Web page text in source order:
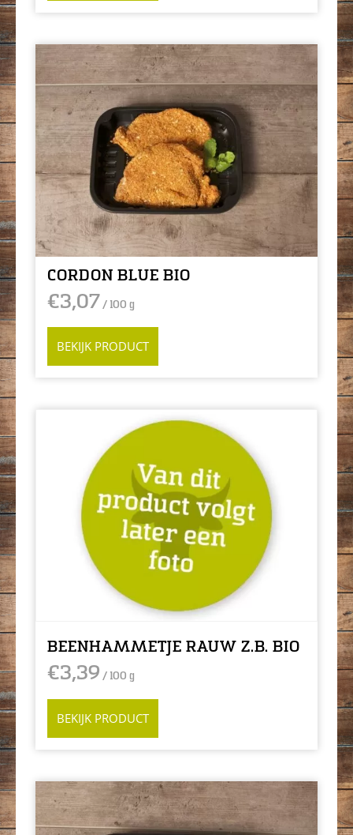
CORDON BLUE BIO
€3,07/ 100 g
BEKIJK PRODUCT
BEENHAMMETJE RAUW Z.B. BIO
€3,39 / 100 g
BEKIJK PRODUCT